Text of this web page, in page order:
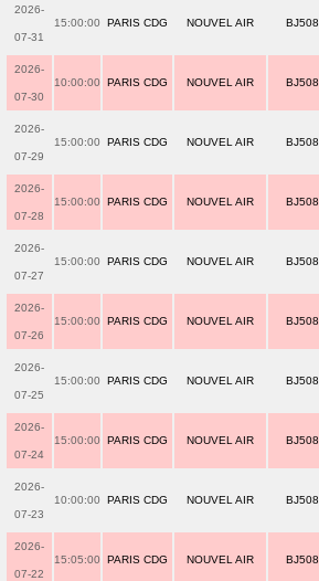
2026-
07-31
15:00:00 PARIS CDG NOUVEL AIR BJ508
2026-
07-30
10:00:00 PARIS CDG NOUVEL AIR BJ508
2026-
07-29
15:00:00 PARIS CDG NOUVEL AIR BJ508
2026-
07-28
15:00:00 PARIS CDG NOUVEL AIR BJ508
2026-
07-27
15:00:00 PARIS CDG NOUVEL AIR BJ508
2026-
07-26
15:00:00 PARIS CDG NOUVEL AIR BJ508
2026-
07-25
15:00:00 PARIS CDG NOUVEL AIR BJ508
2026-
07-24
15:00:00 PARIS CDG NOUVEL AIR BJ508
2026-
07-23
10:00:00 PARIS CDG NOUVEL AIR BJ508
2026-
07-22
15:05:00 PARIS CDG NOUVEL AIR BJ508